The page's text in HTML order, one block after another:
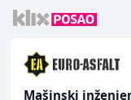
Mašinski